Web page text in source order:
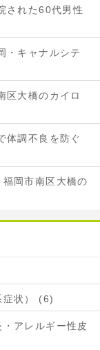
された60代男性
・キャナルシテ
区大橋のカイロ
体調不良を防ぐ
岡市南区大橋の
症状） (6)
アレルギー性皮